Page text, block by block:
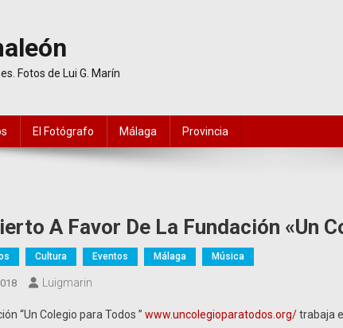
Fotos de Lui G. Marín
El Fotógrafo Málaga Provincia
A Favor De La Fundación «Un
Cultura Eventos Málaga Música
Luigmarin
“Un Colegio para Todos ” www.uncolegioparatodos.org/trabaja